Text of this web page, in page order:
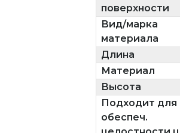
поверхности
Вид/марка
материала
Длина
Материал
Высота
Подходит для
обеспеч.